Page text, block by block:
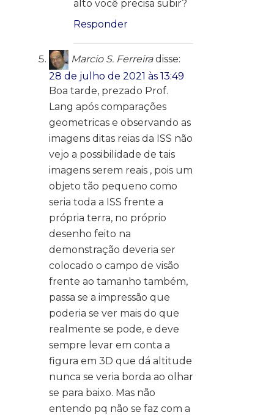
alto você precisa subir?
Responder
Marcio S. Ferreira disse:
28 de julho de 2021 às 13:49
Boa tarde, prezado Prof.
Lang após comparações
geometricas e observando as
imagens ditas reias da ISS não
vejo a possibilidade de tais
imagens serem reais , pois um
objeto tão pequeno como
seria toda a ISS frente a
própria terra, no próprio
desenho feito na
demonstração deveria ser
colocado o campo de visão
frente ao tamanho também,
passa se a impressão que
poderia se ver mais do que
realmente se pode, e deve
sempre levar em conta a
figura em 3D que dá altitude
nunca se veria borda ao olhar
se para baixo. Mas não
entendo pq não se faz com a